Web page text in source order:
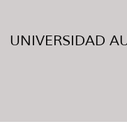
UNIVERSIDAD